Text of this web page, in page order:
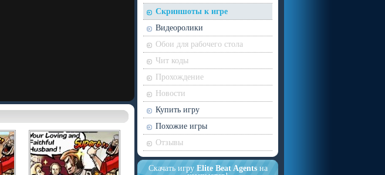
Скриншоты к игре
Видеоролики
Обои для рабочего стола
Чит коды
Прохождение
Новости
Купить игру
Похожие игры
Отзывы
Скачать игру Elite Beat Agentsна